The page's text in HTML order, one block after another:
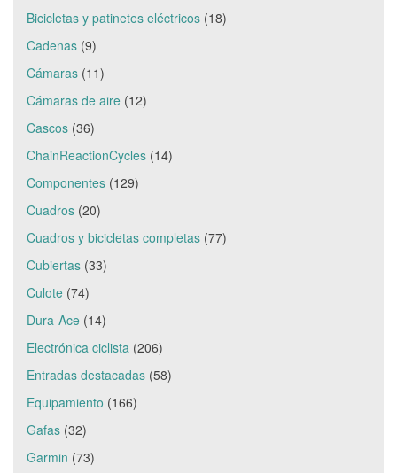
Bicicletas y patinetes eléctricos (18)
Cadenas (9)
Cámaras (11)
Cámaras de aire (12)
Cascos (36)
ChainReactionCycles (14)
Componentes (129)
Cuadros (20)
Cuadros y bicicletas completas (77)
Cubiertas (33)
Culote (74)
Dura-Ace (14)
Electrónica ciclista (206)
Entradas destacadas (58)
Equipamiento (166)
Gafas (32)
Garmin (73)